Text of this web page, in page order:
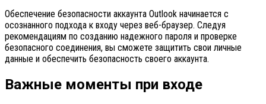
Обеспечение безопасности аккаунта Outlook начинается с
осознанного подхода к входу через веб-браузер. Следуя
рекомендациям по созданию надежного пароля и проверке
безопасного соединения, вы сможете защитить свои личные
данные и обеспечить безопасность своего аккаунта.
Важные моменты при входе